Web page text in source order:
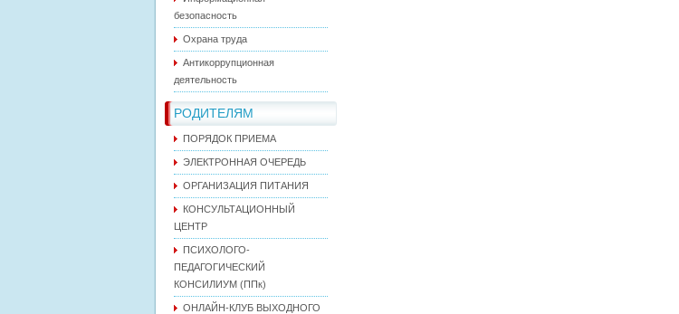
безопасность
Охрана труда
Антикоррупционная
деятельность
РОДИТЕЛЯМ
ПОРЯДОК ПРИЕМА
ЭЛЕКТРОННАЯ ОЧЕРЕДЬ
ОРГАНИЗАЦИЯ ПИТАНИЯ
КОНСУЛЬТАЦИОННЫЙ
ЦЕНТР
ПСИХОЛОГО-
ПЕДАГОГИЧЕСКИЙ
КОНСИЛИУМ (ППк)
ОНЛАЙН-КЛУБ ВЫХОДНОГО